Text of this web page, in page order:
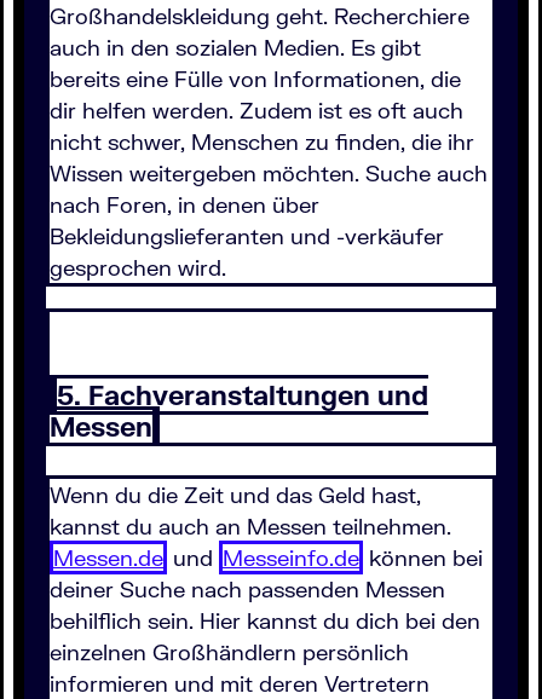
Großhandelskleidung geht. Recherchiere
auch in den sozialen Medien. Es gibt
bereits eine Fülle von Informationen, die
dir helfen werden. Zudem ist es oft auch
nicht schwer, Menschen zu finden, die ihr
Wissen weitergeben möchten. Suche auch
nach Foren, in denen über
Bekleidungslieferanten und -verkäufer
gesprochen wird.
5. Fachveranstaltungen und
Messen
Wenn du die Zeit und das Geld hast,
kannst du auch an Messen teilnehmen.
Messen.de und Messeinfo.de können bei
deiner Suche nach passenden Messen
behilflich sein. Hier kannst du dich bei den
einzelnen Großhändlern persönlich
informieren und mit deren Vertretern